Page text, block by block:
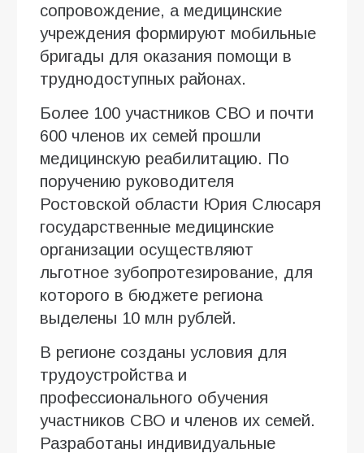
сопровождение, а медицинские
учреждения формируют мобильные
бригады для оказания помощи в
труднодоступных районах.
Более 100 участников СВО и почти
600 членов их семей прошли
медицинскую реабилитацию. По
поручению руководителя
Ростовской области Юрия Слюсаря
государственные медицинские
организации осуществляют
льготное зубопротезирование, для
которого в бюджете региона
выделены 10 млн рублей.
В регионе созданы условия для
трудоустройства и
профессионального обучения
участников СВО и членов их семей.
Разработаны индивидуальные